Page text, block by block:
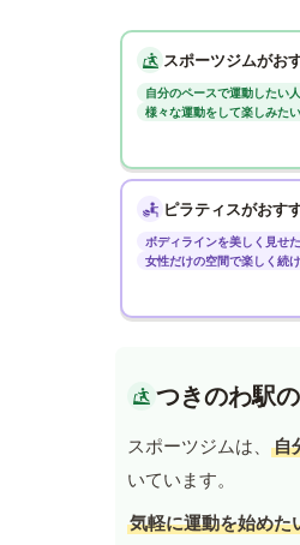
スポーツジムがお
自分のペースで運動したい人
様々な運動をして楽しみた
ピラティスがおす
ボディラインを美しく見せ
女性だけの空間で楽しく続
つきのわ駅
スポーツジムは、 自
いています。
気軽に運動を始めた